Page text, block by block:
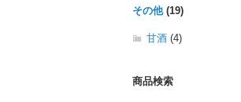
その他(19)
甘酒 (4)
商品検索